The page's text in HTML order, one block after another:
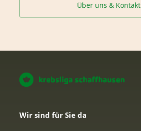
Über uns & Kontakt
Wir sind für Sie da